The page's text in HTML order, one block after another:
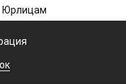
Юрлицам